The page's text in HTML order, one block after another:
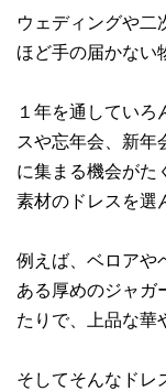
ウェディングや二
ほど手の届かない
１年を通してい
スや忘年会、新年
に集まる機会がた
素材のドレスを選
例えば、ベロアや
ある厚めのジャガ
たりで、上品な華
そしてそんなドレ